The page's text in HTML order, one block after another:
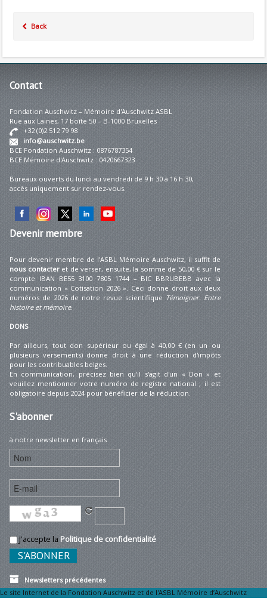
Back
Contact
Fondation Auschwitz – Mémoire d'Auschwitz ASBL
Rue aux Laines, 17 boîte 50 – B-1000 Bruxelles
+32 (0)2 512 79 98
info@auschwitz.be
BCE Fondation Auschwitz : 0876787354
BCE Mémoire d'Auschwitz : 0420667323
Bureaux ouverts du lundi au vendredi de 9 h 30 à 16 h 30,
accès uniquement sur rendez-vous.
Devenirmembre
Pour devenir membre de l'ASBL Mémoire Auschwitz, il suffit de
nous contacteret de verser, ensuite, la somme de 50,00 € sur le
compte IBAN BE55 3100 7805 1744 – BIC BBRUBEBB avec la
communication « Cotisation 2026 ». Ceci donne droit aux deux
numéros de 2026 de notre revue scientifique Témoigner. Entre
histoire et mémoire.
DONS
Par ailleurs, tout don supérieur ou égal à 40,00 € (en un ou
plusieurs versements) donne droit à une réduction d'impôts
pour les contribuables belges.
En communication, précisez bien qu'il s'agit d'un « Don » et
veuillez mentionner votre numéro de registre national ; il est
obligatoire depuis 2024 pour bénéficier de la réduction.
S'abonner
à notre newsletter en français
J'accepte la Politique de confidentialité
Newsletters précédentes
Le site Internet de la Fondation Auschwitz et de l'ASBL Mémoire d’Auschwitz